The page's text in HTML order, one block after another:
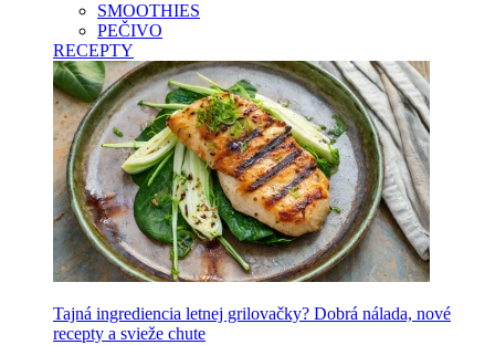
SMOOTHIES
PEČIVO
RECEPTY
Tajná ingrediencia letnej grilovačky? Dobrá nálada, nové
recepty a svieže chute